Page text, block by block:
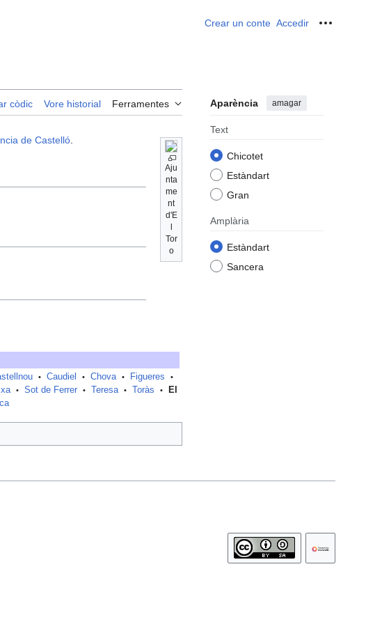
Crear un conte Accedir
còdic Vore historial Ferramentes Aparència amagar
Text
Chicotet
Estàndart
Gran
Amplària
Estàndart
Sancera
Aju
nta
me
nt
d'E
Tor
o
de Castelló
• Caudiel • Chova • Figueres •
• Sot de Ferrer • Teresa • Toràs •
El